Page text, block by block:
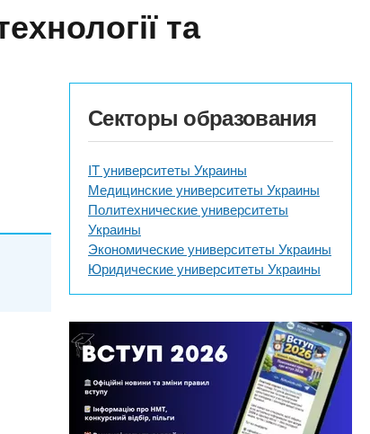
та
Секторы образования
IT университеты Украины
Медицинские университеты Украины
Политехнические университеты
Украины
Экономические университеты Украины
Юридические университеты Украины